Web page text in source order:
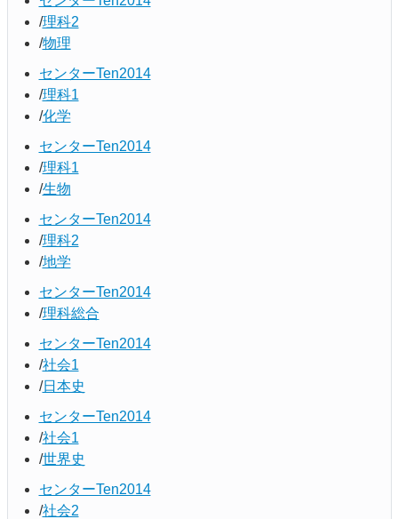
理科2
物理
センターTen2014
理科1
化学
センターTen2014
理科1
生物
センターTen2014
理科2
地学
センターTen2014
理科総合
センターTen2014
社会1
日本史
センターTen2014
社会1
世界史
センターTen2014
社会2